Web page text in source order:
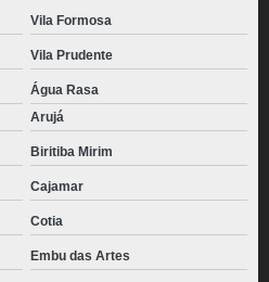
Vila Formosa
Vila Prudente
Água Rasa
Arujá
Biritiba Mirim
Cajamar
Cotia
Embu das Artes